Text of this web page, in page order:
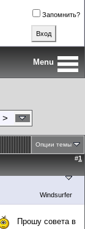
Запомнить?
Menu
>
Опции темы
#1
Windsurfer
Прошу совета в